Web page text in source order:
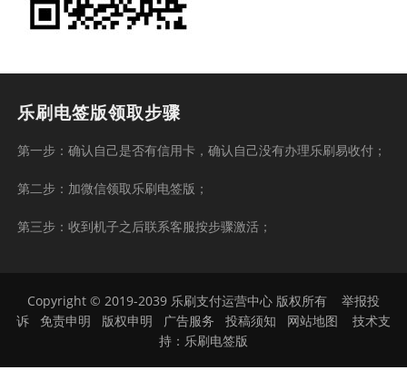
乐刷电签版领取步骤
第一步：确认自己是否有信用卡，确认自己没有办理乐刷易收付；
第二步：加微信领取乐刷电签版；
第三步：收到机子之后联系客服按步骤激活；
Copyright © 2019-2039 乐刷支付运营中心 版权所有 举报投
诉
免责申明 版权申明 广告服务 投稿须知 网站地图 技术支
持： 乐刷电签版